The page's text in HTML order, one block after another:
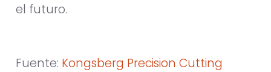
el futuro.
Fuente: Kongsberg Precision Cutting